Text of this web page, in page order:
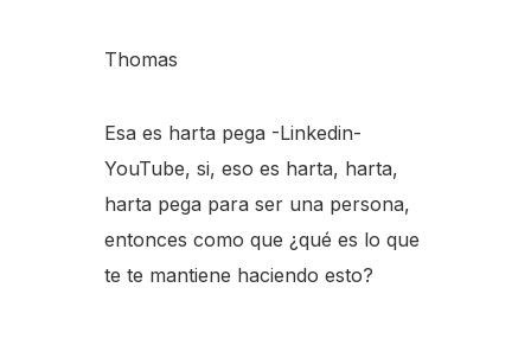
Thomas
Esa es harta pega -Linkedin-
YouTube, si, eso es harta, harta,
harta pega para ser una persona,
entonces como que ¿qué es lo que
te te mantiene haciendo esto?